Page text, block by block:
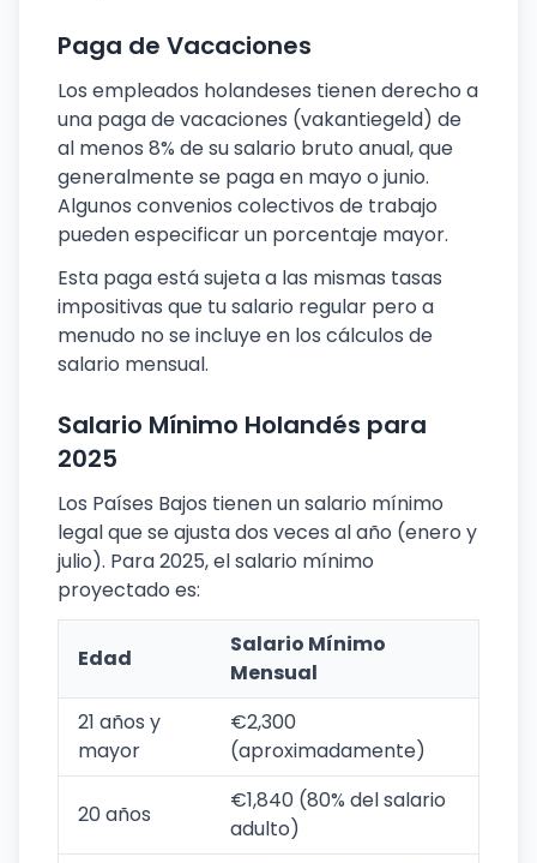
Paga de Vacaciones
Los empleados holandeses tienen derecho a
una paga de vacaciones (vakantiegeld) de
al menos 8% de su salario bruto anual, que
generalmente se paga en mayo o junio.
Algunos convenios colectivos de trabajo
pueden especificar un porcentaje mayor.
Esta paga está sujeta a las mismas tasas
impositivas que tu salario regular pero a
menudo no se incluye en los cálculos de
salario mensual.
Salario Mínimo Holandés para
2025
Los Países Bajos tienen un salario mínimo
legal que se ajusta dos veces al año (enero y
julio). Para 2025, el salario mínimo
proyectado es:
Edad
Salario Mínimo
Mensual
21 años y
mayor
€2,300
(aproximadamente)
20 años
€1,840 (80% del salario
adulto)